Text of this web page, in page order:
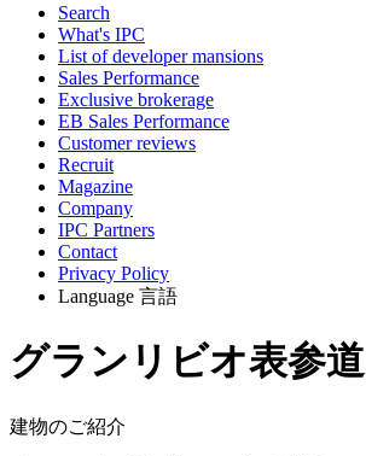
Search
What's IPC
List of developer mansions
Sales Performance
Exclusive brokerage
EB Sales Performance
Customer reviews
Recruit
Magazine
Company
IPC Partners
Contact
Privacy Policy
Language 言語
グランリビオ表参道
建物のご紹介